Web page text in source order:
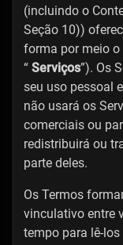
(incluindo o
Seção 10))
forma por meio
“ Serviços”). Os
seu uso pessoal
não usará os
comerciais ou
redistribuirá ou
parte deles.
Os Termos
vinculativo entre
tempo para lê-